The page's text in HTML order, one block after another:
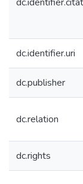
dc.identifier.uri
dc.publisher
dc.relation
dc.rights